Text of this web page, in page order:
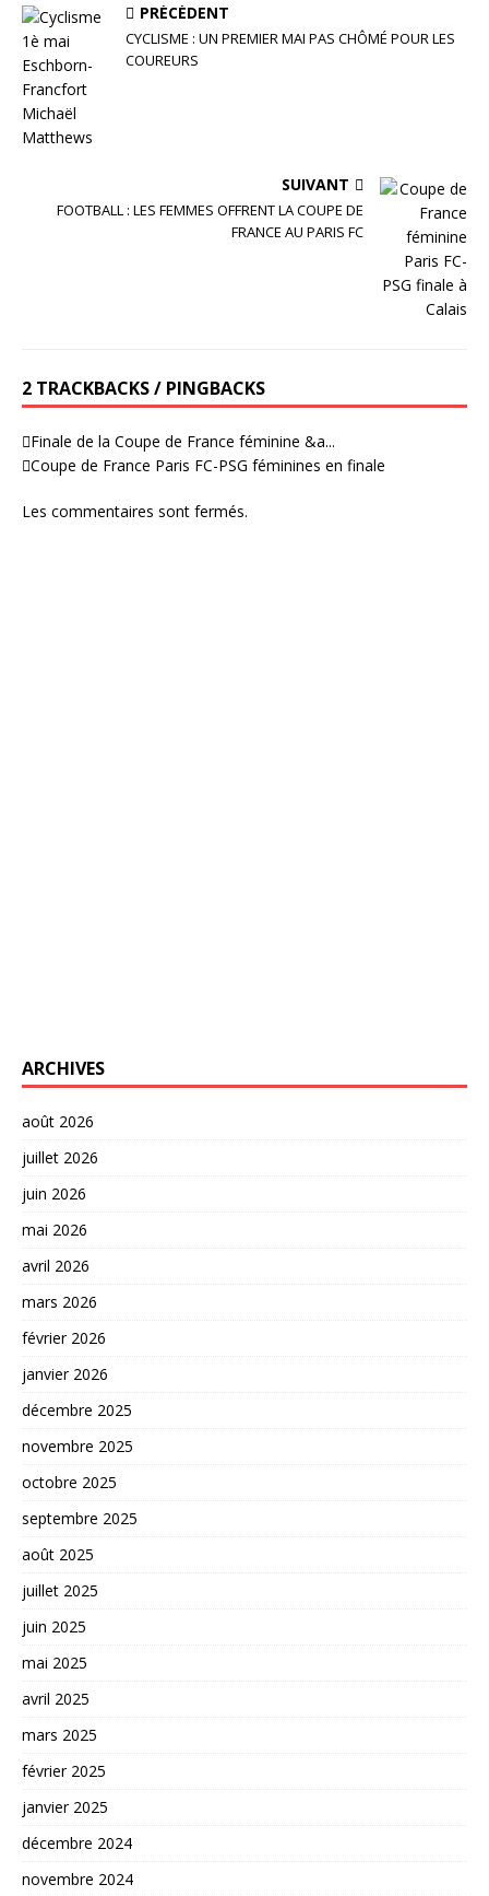
k
r
e
d
I
n
t
a
g
e
PRÉCÉDENT
CYCLISME : UN PREMIER MAI PAS CHÔMÉ POUR LES
COUREURS
SUIVANT
FOOTBALL : LES FEMMES OFFRENT LA COUPE DE
FRANCE AU PARIS FC
2 TRACKBACKS / PINGBACKS
Finale de la Coupe de France féminine &a...
Coupe de France Paris FC-PSG féminines en finale
Les commentaires sont fermés.
ARCHIVES
août 2026
juillet 2026
juin 2026
mai 2026
avril 2026
mars 2026
février 2026
janvier 2026
décembre 2025
novembre 2025
octobre 2025
septembre 2025
août 2025
juillet 2025
juin 2025
mai 2025
avril 2025
mars 2025
février 2025
janvier 2025
décembre 2024
novembre 2024